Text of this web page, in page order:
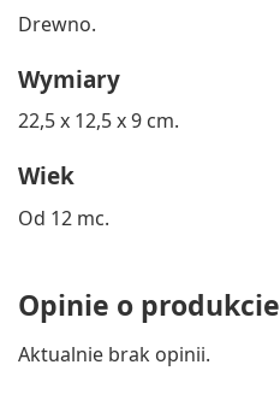
Drewno.
Wymiary
22,5 x 12,5 x 9 cm.
Wiek
Od 12 mc.
Opinie o produkcie
Aktualnie brak opinii.